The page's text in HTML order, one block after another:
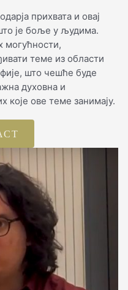
прихвата и овај
је боље у људима.
могућности,
теме из области
што чешће буде
духовна и
које ове теме занимају.